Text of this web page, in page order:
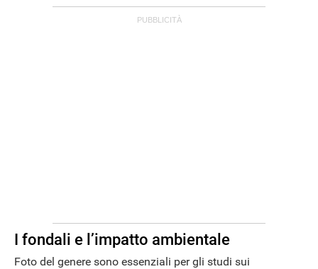
I fondali e l’impatto ambientale
Foto del genere sono essenziali per gli studi sui